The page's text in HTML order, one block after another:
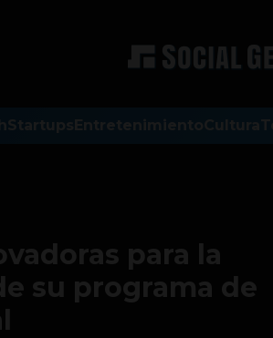
para la
su programa de